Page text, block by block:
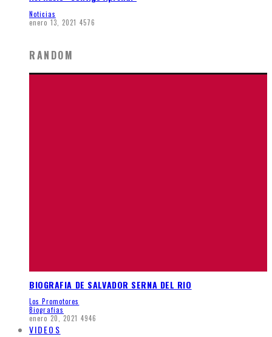
Noticias
enero 13, 2021 4576
RANDOM
BIOGRAFIA DE SALVADOR SERNA DEL RIO
Los Promotores
Biografias
enero 20, 2021 4946
VIDEOS